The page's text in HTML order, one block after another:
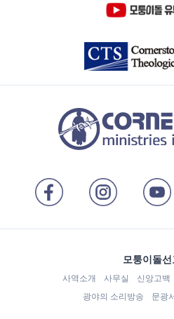
모퉁이돌
사역소개 사무실 신앙고백
광야의 소리방송
문광